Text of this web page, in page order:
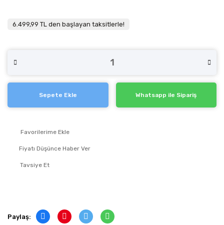
6.499,99 TL den başlayan taksitlerle!
Sepete Ekle Whatsapp ile Sipariş
Fiyatı Düşünce Haber Ver
Tavsiye Et
Paylaş: